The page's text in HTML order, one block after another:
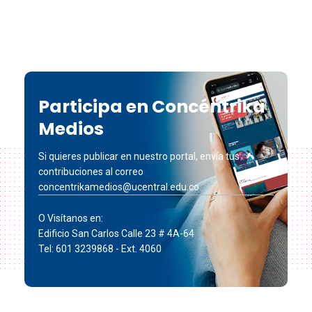
Participa en Concéntrika
Medios
Si quieres publicar en nuestro portal, envía tus
contribuciones al correo
concentrikamedios@ucentral.edu.co
O Visítanos en:
Edificio San Carlos Calle 23 # 4A-64
Tel: 601 3239868 - Ext. 4060